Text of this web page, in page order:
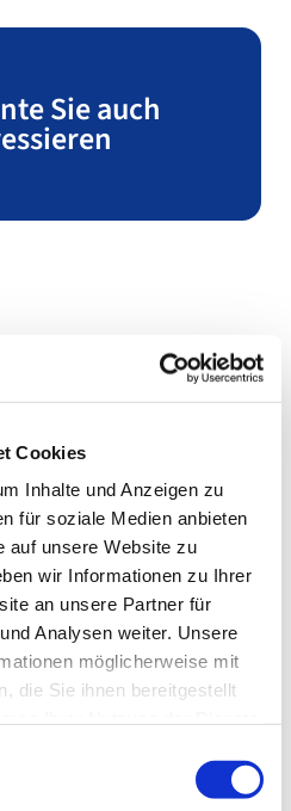
Cookies
Inhalte und Anzeigen zu
für soziale Medien anbieten
auf unsere Website zu
wir Informationen zu Ihrer
an unsere Partner für
Analysen weiter. Unsere
möglicherweise mit
die Sie ihnen bereitgestellt
Sie auch